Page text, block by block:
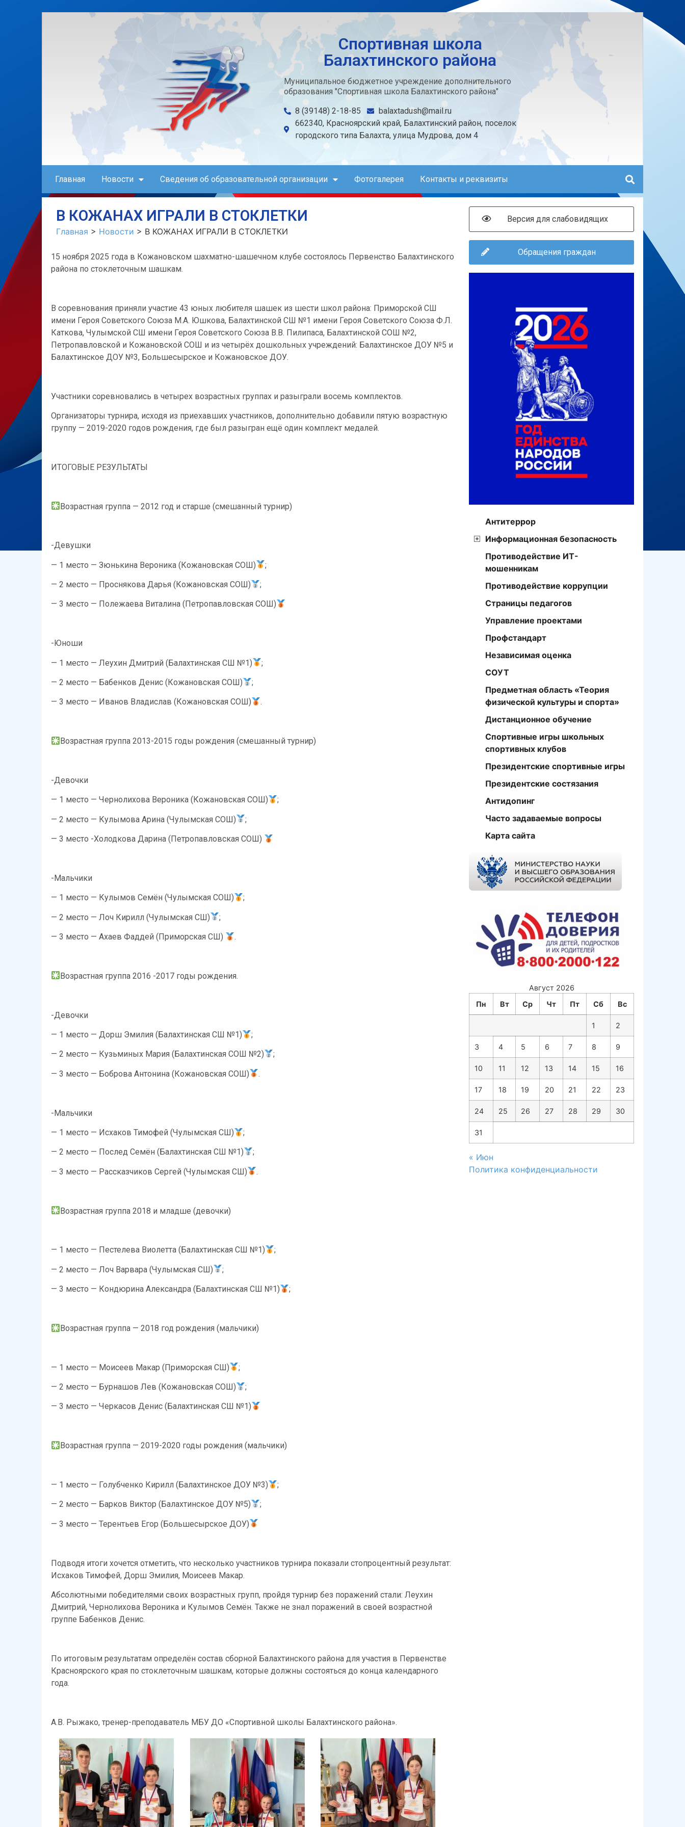
Спортивная школа
Балахтинского района
Муниципальное бюджетное учреждение дополнительного
образования "Спортивная школа Балахтинского района"
8 (39148) 2-18-85
balaxtadush@mail.ru
662340, Красноярский край, Балахтинский район, поселок
городского типа Балахта, улица Мудрова, дом 4
Главная Новости Сведения об образовательной организации Фотогалерея Контакты и реквизиты
В КОЖАНАХ ИГРАЛИ В СТОКЛЕТКИ
Главная > Новости > В КОЖАНАХ ИГРАЛИ В СТОКЛЕТКИ
15 ноября 2025 года в Кожановском шахматно-шашечном клубе состоялось Первенство Балахтинского
района по стоклеточным шашкам.
В соревнования приняли участие 43 юных любителя шашек из шести школ района: Приморской СШ
имени Героя Советского Союза М.А. Юшкова, Балахтинской СШ №1 имени Героя Советского Союза Ф.Л.
Каткова, Чулымской СШ имени Героя Советского Союза В.В. Пилипаса, Балахтинской СОШ №2,
Петропавловской и Кожановской СОШ и из четырёх дошкольных учреждений: Балахтинское ДОУ №5 и
Балахтинское ДОУ №3, Большесырское и Кожановское ДОУ.
Участники соревновались в четырех возрастных группах и разыграли восемь комплектов.
Организаторы турнира, исходя из приехавших участников, дополнительно добавили пятую возрастную
группу — 2019-2020 годов рождения, где был разыгран ещё один комплект медалей.
ИТОГОВЫЕ РЕЗУЛЬТАТЫ
Возрастная группа — 2012 год и старше (смешанный турнир)
-Девушки
— 1 место — Зюнькина Вероника (Кожановская СОШ) ;
— ⁠2 место — Проснякова Дарья (Кожановская СОШ) ;
— ⁠3 место — Полежаева Виталина (Петропавловская СОШ)
-Юноши
— 1 место — Леухин Дмитрий (Балахтинская СШ №1) ;
— ⁠2 место — Бабенков Денис (Кожановская СОШ) ;
— ⁠3 место — Иванов Владислав (Кожановская СОШ) .
Возрастная группа 2013-2015 годы рождения (смешанный турнир)
-Девочки
— 1 место — Чернолихова Вероника (Кожановская СОШ) ;
— ⁠2 место — Кулымова Арина (Чулымская СОШ) ;
— ⁠3 место -Холодкова Дарина (Петропавловская СОШ)
-Мальчики
— 1 место — Кулымов Семён (Чулымская СОШ) ;
— ⁠2 место — Лоч Кирилл (Чулымская СШ) ;
— ⁠3 место — Ахаев Фаддей (Приморская СШ) .
Возрастная группа 2016 -2017 годы рождения.
-Девочки
— 1 место — Дорш Эмилия (Балахтинская СШ №1) ;
— ⁠2 место — Кузьминых Мария (Балахтинская СОШ №2) ;
— ⁠3 место — Боброва Антонина (Кожановская СОШ) .
-Мальчики
— 1 место — Исхаков Тимофей (Чулымская СШ) ;
— ⁠2 место — Послед Семён (Балахтинская СШ №1) ;
— ⁠3 место — Рассказчиков Сергей (Чулымская СШ) .
Возрастная группа 2018 и младше (девочки)
— 1 место — Пестелева Виолетта (Балахтинская СШ №1) ;
— ⁠2 место — Лоч Варвара (Чулымская СШ) ;
— ⁠3 место — Кондюрина Александра (Балахтинская СШ №1) ;
Возрастная группа — 2018 год рождения (мальчики)
— 1 место — Моисеев Макар (Приморская СШ) ;
— ⁠2 место — Бурнашов Лев (Кожановская СОШ) ;
— ⁠3 место — Черкасов Денис (Балахтинская СШ №1)
Возрастная группа — 2019-2020 годы рождения (мальчики)
— 1 место — Голубченко Кирилл (Балахтинское ДОУ №3) ;
— ⁠2 место — Барков Виктор (Балахтинское ДОУ №5) ;
— ⁠3 место — Терентьев Егор (Большесырское ДОУ)
Подводя итоги хочется отметить, что несколько участников турнира показали стопроцентный результат:
Исхаков Тимофей, Дорш Эмилия, Моисеев Макар.
Абсолютными победителями своих возрастных групп, пройдя турнир без поражений стали: Леухин
Дмитрий, Чернолихова Вероника и Кулымов Семён. Также не знал поражений в своей возрастной
группе Бабенков Денис.
По итоговым результатам определён состав сборной Балахтинского района для участия в Первенстве
Красноярского края по стоклеточным шашкам, которые должны состояться до конца календарного
года.
А.В. Рыжако, тренер-преподаватель МБУ ДО «Спортивной школы Балахтинского района».
Версия для слабовидящих
Обращения граждан
Антитеррор
Информационная безопасность
Противодействие ИТ-
мошенникам
Противодействие коррупции
Страницы педагогов
Управление проектами
Профстандарт
Независимая оценка
СОУТ
Предметная область «Теория
физической культуры и спорта»
Дистанционное обучение
Спортивные игры школьных
спортивных клубов
Президентские спортивные игры
Президентские состязания
Антидопинг
Часто задаваемые вопросы
Карта сайта
Август 2026
Пн
Вт Ср Чт Пт Сб Вс
1 2
3 4 5 6 7 8 9
10 11 12 13 14 15 16
17 18 19 20 21 22 23
24 25 26 27 28 29 30
31
« Июн
Политика конфиденциальности